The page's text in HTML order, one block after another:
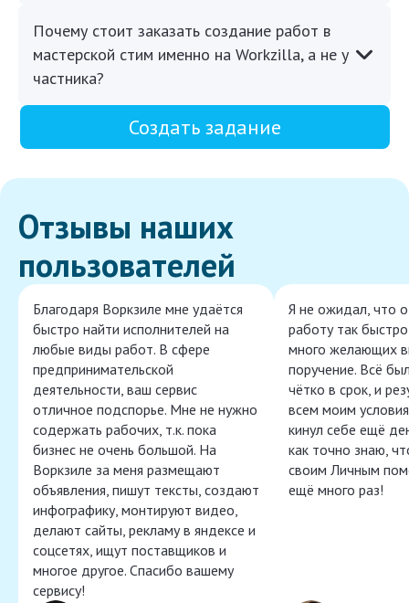
Почему стоит заказать создание работ в
мастерской стим именно на Workzilla, а не у
частника?
Создать задание
Отзывы наших
пользователей
Благодаря Воркзиле мне удаётся
быстро найти исполнителей на
любые виды работ. В сфере
предпринимательской
деятельности, ваш сервис
отличное подспорье. Мне не нужно
содержать рабочих, т.к. пока
бизнес не очень большой. На
Воркзиле за меня размещают
объявления, пишут тексты, создают
инфографику, монтируют видео,
делают сайты, рекламу в яндексе и
соцсетях, ищут поставщиков и
многое другое. Спасибо вашему
сервису!
Я не ожидал, что
работу так
много желающих
поручение. Всё
чётко в срок, и
всем моим
кинул себе ещё
как точно знаю,
своим Личным
ещё много раз!